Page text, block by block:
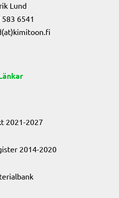
Lund
6541
2021-2027
2014-2020